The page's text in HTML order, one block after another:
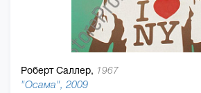
Роберт Саллер, 1967
"Осама", 2009